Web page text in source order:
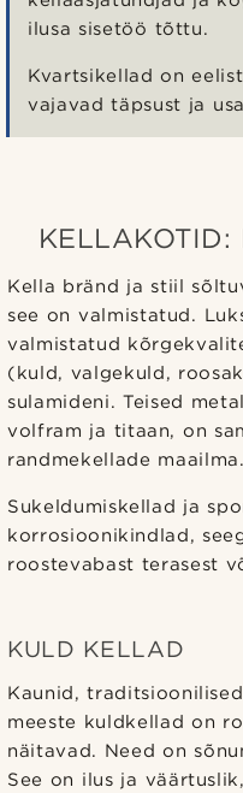
ilusa sisetöö tõttu.
Kvartsikellad on
vajavad täpsust ja
KELLAKOTID:
Kella bränd ja stiil
see on valmistatud.
valmistatud
(kuld, valgekuld,
sulamideni. Teised
volfram ja titaan, on
randmekellade maailma.
Sukeldumiskellad ja
korrosioonikindlad,
roostevabast terasest
KULD KELLAD
Kaunid,
meeste kuldkellad on
näitavad. Need on
See on ilus ja